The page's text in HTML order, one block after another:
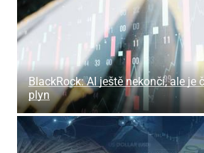
BlackRock: AI ještě nekončí, ale je
plyn